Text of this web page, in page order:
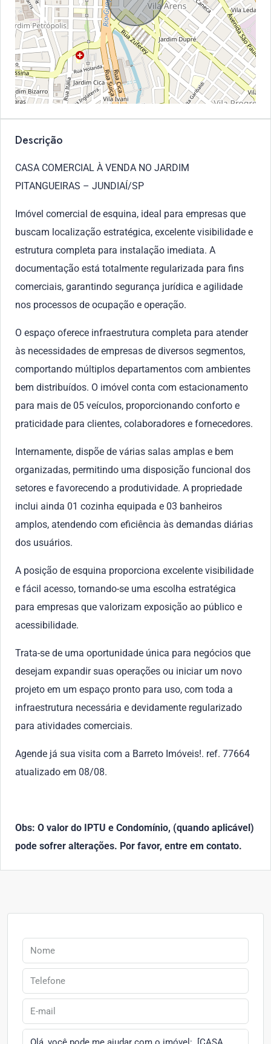
Descrição
CASA COMERCIAL À VENDA NO JARDIM
PITANGUEIRAS – JUNDIAÍ/SP
Imóvel comercial de esquina, ideal para empresas que
buscam localização estratégica, excelente visibilidade e
estrutura completa para instalação imediata. A
documentação está totalmente regularizada para fins
comerciais, garantindo segurança jurídica e agilidade
nos processos de ocupação e operação.
O espaço oferece infraestrutura completa para atender
às necessidades de empresas de diversos segmentos,
comportando múltiplos departamentos com ambientes
bem distribuídos. O imóvel conta com estacionamento
para mais de 05 veículos, proporcionando conforto e
praticidade para clientes, colaboradores e fornecedores.
Internamente, dispõe de várias salas amplas e bem
organizadas, permitindo uma disposição funcional dos
setores e favorecendo a produtividade. A propriedade
inclui ainda 01 cozinha equipada e 03 banheiros
amplos, atendendo com eficiência às demandas diárias
dos usuários.
A posição de esquina proporciona excelente visibilidade
e fácil acesso, tornando-se uma escolha estratégica
para empresas que valorizam exposição ao público e
acessibilidade.
Trata-se de uma oportunidade única para negócios que
desejam expandir suas operações ou iniciar um novo
projeto em um espaço pronto para uso, com toda a
infraestrutura necessária e devidamente regularizado
para atividades comerciais.
Agende já sua visita com a Barreto Imóveis!. ref. 77664
atualizado em 08/08.
Obs: O valor do IPTU e Condomínio, (quando aplicável)
pode sofrer alterações. Por favor, entre em contato.